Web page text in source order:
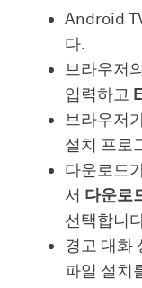
Android
다.
브라우저
입력하고
브라우저
설치 프로
다운로드
서 다운로
선택합니
경고 대화
파일 설치